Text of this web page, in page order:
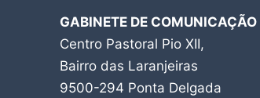
GABINETE DE COMUNICAÇÃO
Centro Pastoral Pio XII,
Bairro das Laranjeiras
9500-294 Ponta Delgada